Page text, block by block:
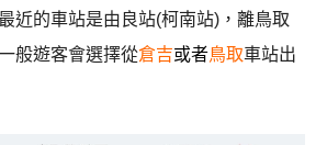
近的車站是由良站(柯南站)，離鳥取
般遊客會選擇從倉吉或者鳥取車站出